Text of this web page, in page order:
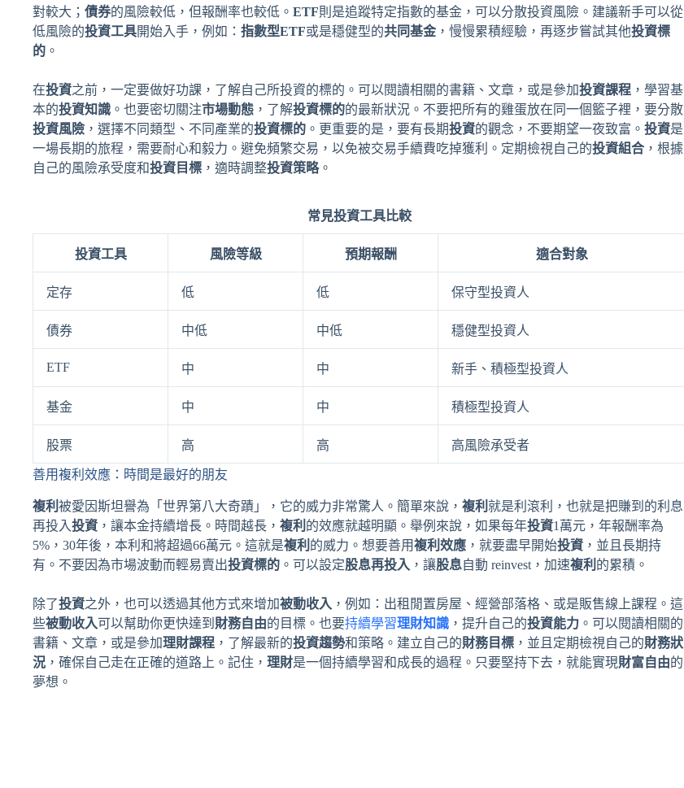
對較大； 債券的風險較低，但報酬率也較低。 ETF則是追蹤特定指數的基金，可以分散投資風險。建議新手可以從
低風險的投資工具開始入手，例如： 指數型ETF或是穩健型的共同基金 ，慢慢累積經驗，再逐步嘗試其他投資標
的 。
在投資之前，一定要做好功課，了解自己所投資的標的。可以閱讀相關的書籍、文章，或是參加投資課程 ，學習基
本的投資知識 。也要密切關注市場動態 ，了解投資標的的最新狀況。不要把所有的雞蛋放在同一個籃子裡，要分散
投資風險 ，選擇不同類型、不同產業的投資標的 。更重要的是，要有長期投資的觀念，不要期望一夜致富。 投資是
一場長期的旅程，需要耐心和毅力。避免頻繁交易，以免被交易手續費吃掉獲利。定期檢視自己的投資組合 ，根據
自己的風險承受度和投資目標 ，適時調整投資策略。
常見投資工具比較
投資工具 風險等級 預期報酬 適合對象
定存 低 低 保守型投資人
債券 中低 中低 穩健型投資人
ETF 中 中 新手、積極型投資人
基金 中 中 積極型投資人
股票 高 高 高風險承受者
善用複利效應：時間是最好的朋友
複利 被愛因斯坦譽為「世界第八大奇蹟」，它的威力非常驚人。簡單來說， 複利 就是利滾利，也就是把賺到的利息
再投入投資 ，讓本金持續增長。時間越長， 複利 的效應就越明顯。舉例來說，如果每年投資1萬元，年報酬率為
5%，30年後，本利和將超過66萬元。這就是複利 的威力。想要善用複利效應 ，就要盡早開始投資 ，並且長期持
有。不要因為市場波動而輕易賣出投資標的 。可以設定股息再投入 ，讓股息自動 reinvest，加速複利 的累積。
除了投資之外，也可以透過其他方式來增加被動收入 ，例如：出租閒置房屋、經營部落格、或是販售線上課程。這
些被動收入可以幫助你更快達到 財務自由的目標。也要持續學習理財知識 ，提升自己的投資能力 。可以閱讀相關的
書籍、文章，或是參加理財課程 ，了解最新的投資趨勢和策略。建立自己的財務目標 ，並且定期檢視自己的財務狀
況 ，確保自己走在正確的道路上。記住， 理財是一個持續學習和成長的過程。只要堅持下去，就能實現財富自由的
夢想。